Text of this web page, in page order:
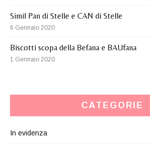
Simil Pan di Stelle e CAN di Stelle
6 Gennaio 2020
Biscotti scopa della Befana e BAUfana
1 Gennaio 2020
CATEGORIE
In evidenza